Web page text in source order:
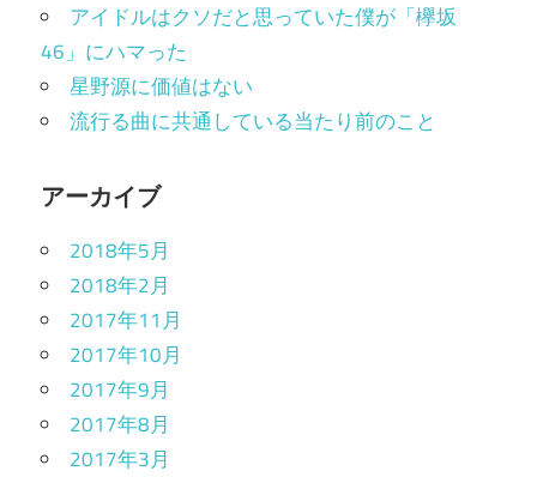
アイドルはクソだと思っていた僕が「欅坂
46」にハマった
星野源に価値はない
流行る曲に共通している当たり前のこと
アーカイブ
2018年5月
2018年2月
2017年11月
2017年10月
2017年9月
2017年8月
2017年3月